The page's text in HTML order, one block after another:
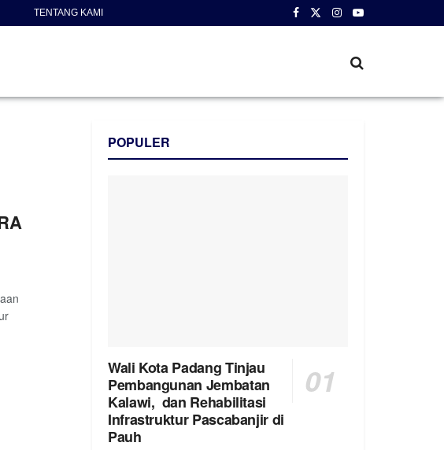
TENTANG KAMI
POPULER
Wali Kota Padang Tinjau
Pembangunan Jembatan
Kalawi, dan Rehabilitasi
Infrastruktur Pascabanjir di
Pauh